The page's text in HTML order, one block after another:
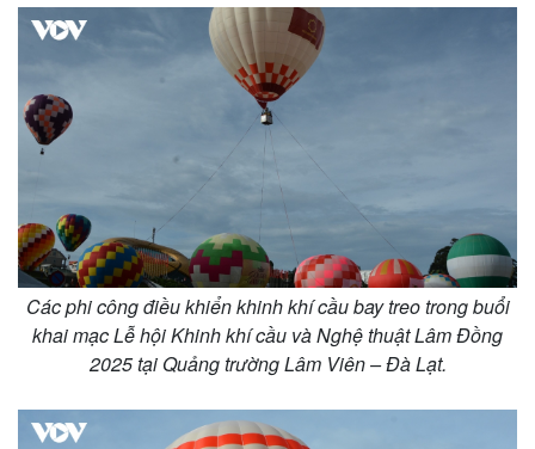
Các phi công điều khiển khinh khí cầu bay treo trong buổi
khai mạc Lễ hội Khinh khí cầu và Nghệ thuật Lâm Đồng
2025 tại Quảng trường Lâm Viên – Đà Lạt.